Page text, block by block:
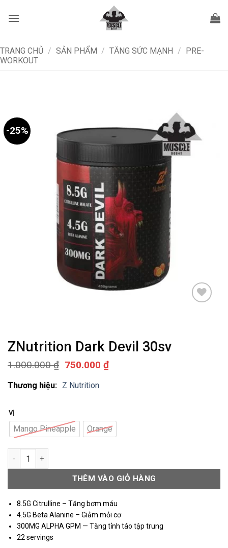
qua
TRANG CHỦ / SẢN PHẨM / TĂNG SỨC MẠNH / PRE-
WORKOUT
-25%
ZNutrition Dark Devil 30sv
1.000.000₫ Giá
là:
750.000 ₫Giá
hiện
Thương hiệu: Z Nutrition
Vị
Mango Pineapple Orange
ZNutrition Dark Devil 30sv số lượng
THÊM VÀO GIỎ HÀNG
8.5G Citrulline – Tăng bơm máu
4.5G Beta Alanine – Giảm mỏi cơ
300MG ALPHA GPM — Tăng tỉnh táo tập trung
22 servings